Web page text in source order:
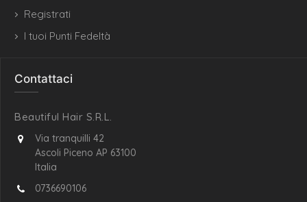
Registrati
I tuoi Punti Fedeltà
Contattaci
Beautiful Hair S.R.L.
Via tranquilli 42
Ascoli Piceno AP 63100
Italia
0736690106